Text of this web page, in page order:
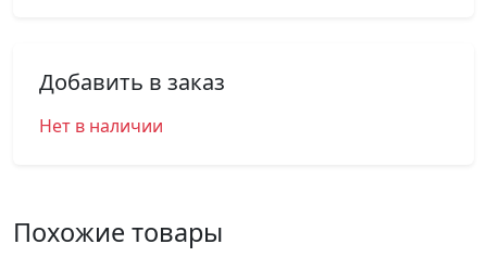
Добавить в заказ
Нет в наличии
Похожие товары